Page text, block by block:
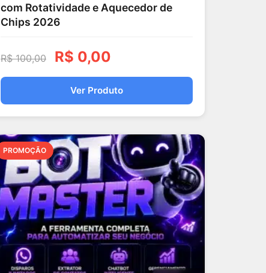
com Rotatividade e Aquecedor de
Chips 2026
R$100,00 R$ 0,00
Ver Produto
PROMOÇÃO